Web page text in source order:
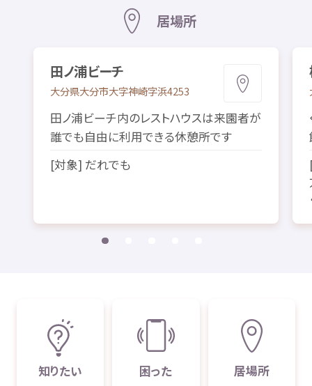
居場所
田ノ浦ビーチ
大分県大分市大字神崎字浜4253
田ノ浦ビーチ内のレストハウスは来園者が
誰でも自由に利用できる休憩所です
[対象] だれでも
知りたい 困った 居場所